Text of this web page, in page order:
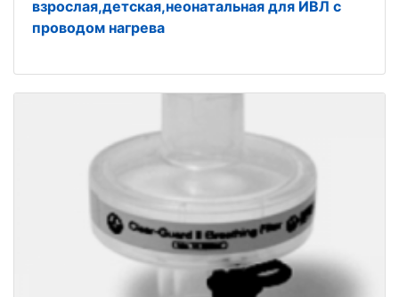
взрослая,детская,неонатальная для ИВЛ с
проводом нагрева